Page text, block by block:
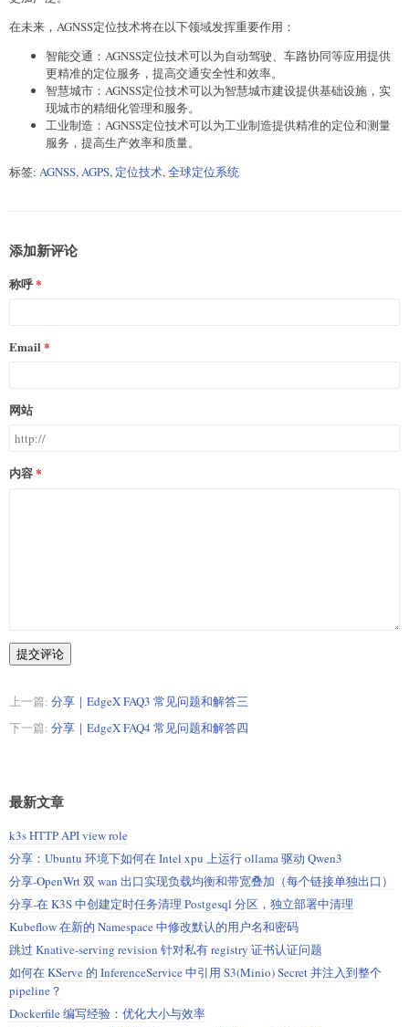
在未来，AGNSS定位技术将在以下领域发挥重要作用：
智能交通：AGNSS定位技术可以为自动驾驶、车路协同等应用提供
更精准的定位服务，提高交通安全性和效率。
智慧城市：AGNSS定位技术可以为智慧城市建设提供基础设施，实
现城市的精细化管理和服务。
工业制造：AGNSS定位技术可以为工业制造提供精准的定位和测量
服务，提高生产效率和质量。
标签: AGNSS,AGPS, 定位技术,全球定位系统
添加新评论
称呼
Email
网站
内容
提交评论
上一篇: 分享｜EdgeX FAQ3 常见问题和解答三
下一篇: 分享｜EdgeX FAQ4 常见问题和解答四
最新文章
k3s HTTP API view role
分享：Ubuntu 环境下如何在 Intel xpu 上运行 ollama 驱动 Qwen3
分享-OpenWrt 双 wan 出口实现负载均衡和带宽叠加（每个链接单独出口）
分享-在 K3S 中创建定时任务清理 Postgesql 分区，独立部署中清理
Kubeflow 在新的 Namespace 中修改默认的用户名和密码
跳过 Knative-serving revision 针对私有 registry 证书认证问题
如何在 KServe 的 InferenceService 中引用 S3(Minio) Secret 并注入到整个
pipeline？
Dockerfile 编写经验：优化大小与效率